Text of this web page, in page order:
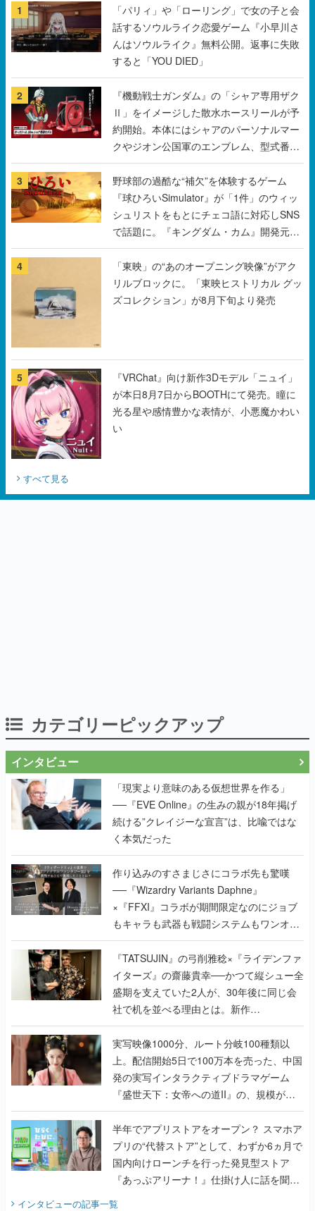
すると「YOU DIED」
2
『機動戦士ガンダム』の「シャア専用ザク
Ⅱ」をイメージした散水ホースリールが予
約開始。本体にはシャアのパーソナルマー
クやジオン公国軍のエンブレム、型式番号
などを配置
3
野球部の過酷な“補欠”を体験するゲーム
『球ひろいSimulator』が「1件」のウィッ
シュリストをもとにチェコ語に対応しSNS
で話題に。『キングダム・カム』開発元や
チェコのプロ野球選手から称賛の声
4
「東映」の“あのオープニング映像”がアク
リルブロックに。「東映ヒストリカル グッ
ズコレクション」が8月下旬より発売
光る星や感情豊かな表情が、小悪魔かわい
い
すべて見る
「現実より意味のある仮想世界を作る」
──『EVE Online』の生みの親が18年掲げ
く本気だった
作り込みのすさまじさにコラボ先も驚嘆
──『Wizardry Variants Daphne』
×『FFXI』コラボが期間限定なのにジョブ
もキャラも武器も戦闘システムもワンオフ
で作り込まれた理由を両ディレクターに聞
く
『TATSUJIN』の弓削雅稔×『ライデンファ
イターズ』の齋藤貴幸──かつて縦シュー全
盛期を支えていた2人が、30年後に同じ会
社で机を並べる理由とは。新作
『TATSUJIN EXTREME』で初タッグを組
んだレジェンド2人に訊く開発秘話
実写映像1000分、ルート分岐100種類以
上。配信開始5日で100万本を売った、中国
発の実写インタラクティブドラマゲーム
『盛世天下：女帝への道II』の、規模が違
うこだわりをプロデューサーに聞いた
半年でアプリストアをオープン？ スマホア
プリの“代替ストア”として、わずか6ヵ月で
国内向けローンチを行った発見型ストア
『あっぷアリーナ！』仕掛け人に話を聞い
てみた
インタビューの記事一覧